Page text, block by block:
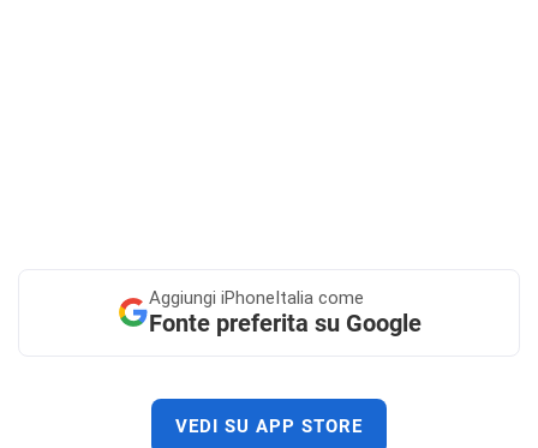
Aggiungi iPhoneItalia come
Fonte preferita su Google
VEDI SU APP STORE